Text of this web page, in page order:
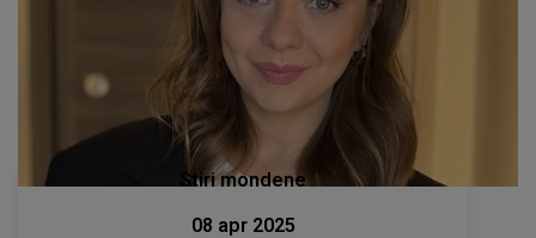
Stiri mondene
08 apr 2025